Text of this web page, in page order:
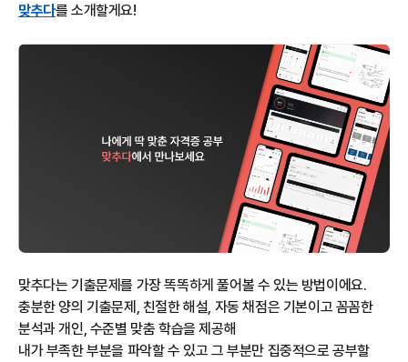
맞추다를 소개할게요!
맞추다는 기출문제를 가장 똑똑하게 풀어볼 수 있는 방법이에요.
충분한 양의 기출문제, 친절한 해설, 자동 채점은 기본이고 꼼꼼한
분석과 개인, 수준별 맞춤 학습을 제공해
내가 부족한 부분을 파악할 수 있고 그 부분만 집중적으로 공부할